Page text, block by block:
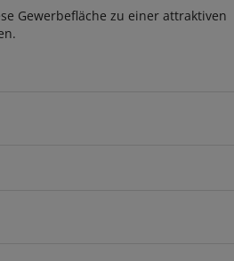
Gewerbefläche zu einer attraktiven